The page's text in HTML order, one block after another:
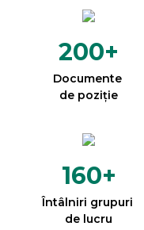
200+
Documente
de poziție
160+
Întâlniri grupuri
de lucru